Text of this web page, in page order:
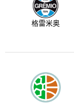
格雷米奥